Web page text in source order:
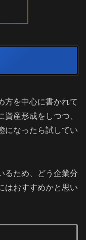
方を中心に書かれて
産形成をしつつ、
になったら試してい
るため、どう企業分
はおすすめかと思い